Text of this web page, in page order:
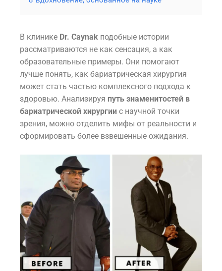
В клинике Dr. Caynak подобные истории
рассматриваются не как сенсация, а как
образовательные примеры. Они помогают
лучше понять, как бариатрическая хирургия
может стать частью комплексного подхода к
здоровью. Анализируя путь знаменитостей в
бариатрической хирургии с научной точки
зрения, можно отделить мифы от реальности и
сформировать более взвешенные ожидания.